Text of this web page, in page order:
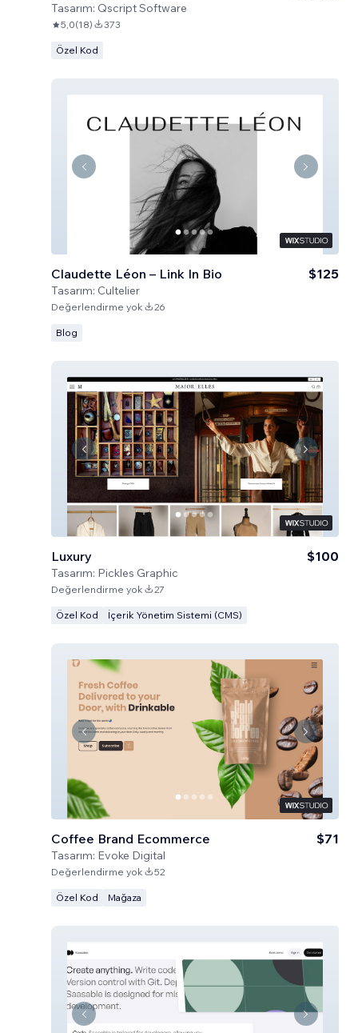
Tasarım: Qscript Software
5,0(18) 373
Özel Kod
Claudette Léon – Link In Bio
Tasarım: Cultelier
$125
Değerlendirme yok 26
Blog
Luxury
Tasarım: Pickles Graphic
$100
Değerlendirme yok 27
Özel Kod İçerik Yönetim Sistemi (CMS)
Coffee Brand Ecommerce
Tasarım: Evoke Digital
$71
Değerlendirme yok 52
Özel Kod Mağaza